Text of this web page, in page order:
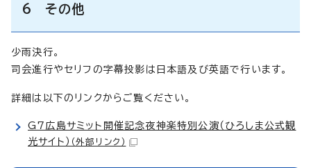
6 その他
少雨決行。
司会進行やセリフの字幕投影は日本語及び英語で行います。
詳細は以下のリンクからご覧ください。
G7広島サミット開催記念夜神楽特別公演（ひろしま公式観
光サイト） （外部リンク）